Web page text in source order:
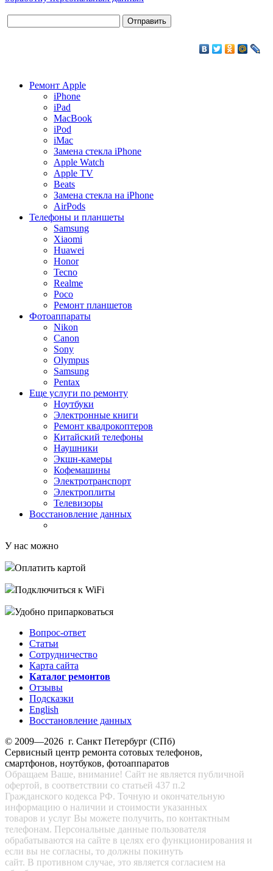
Ремонт Apple
iPhone
iPad
MacBook
iPod
iMac
Замена стекла iPhone
Apple Watch
Apple TV
Beats
Замена стекла на iPhone
AirPods
Телефоны и планшеты
Samsung
Xiaomi
Huawei
Honor
Tecno
Realme
Poco
Ремонт планшетов
Фотоаппараты
Nikon
Canon
Sony
Olympus
Samsung
Pentax
Еще услуги по ремонту
Ноутбуки
Электронные книги
Ремонт квадрокоптеров
Китайский телефоны
Наушники
Экшн-камеры
Кофемашины
Электротранспорт
Электроплиты
Телевизоры
Восстановление данных
У нас можно
Оплатить картой
Подключиться к WiFi
Удобно припарковаться
Вопрос-ответ
Статьи
Сотрудничество
Карта сайта
Каталог ремонтов
Отзывы
Подсказки
English
Восстановление данных
© 2009—2026 г. Санкт Петербург (СПб)
Сервисный центр ремонта сотовых телефонов,
смартфонов, ноутбуков, фотоаппаратов
Обращаем Ваше, внимание! Сайт не является публичной
офертой, в соответствии со статьей 437 п.2
Гражданского кодекса РФ. Точную и окончательную
информацию о наличии и стоимости указанных
товаров и услуг Вы можете получить, по контактным
телефонам. Персональные данные пользователя
обрабатываются на сайте в целях его функционирования и
если вы не согласны, то должны покинуть
сайт. В противном случае, это является согласием на